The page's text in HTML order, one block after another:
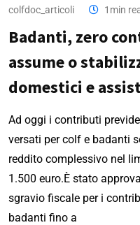
colfdoc_articoli
1min
Badanti, zero
assume o
domestici e
Ad oggi i contributi
versati per colf e badanti
reddito complessivo nel
1.500 euro.È stato
sgravio fiscale per i
badanti fino a